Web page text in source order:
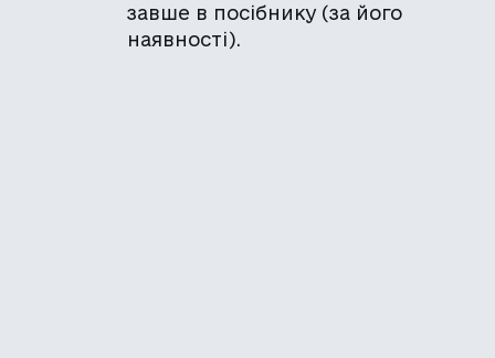
завше в посібнику (за його
наявності).